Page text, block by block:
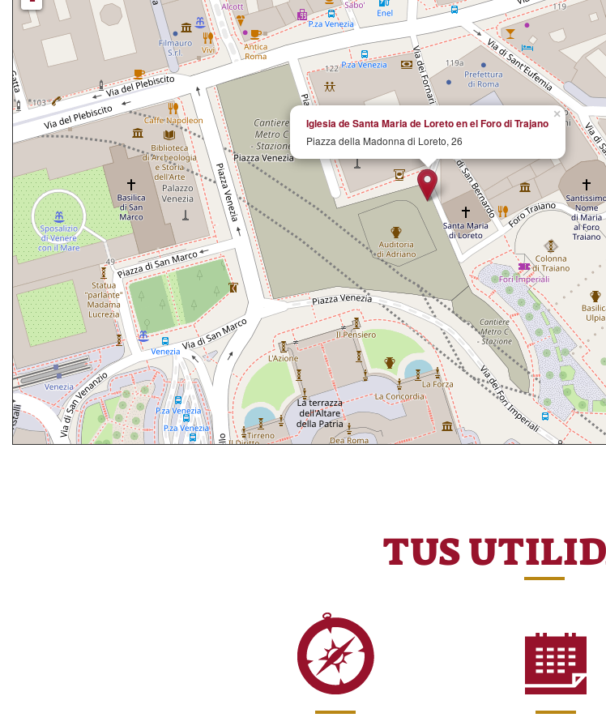
×
Iglesia de Santa Maria de Loreto en el Foro di Trajano
Piazza della Madonna di Loreto, 26
TUS